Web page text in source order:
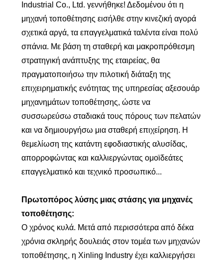
Industrial Co., Ltd. γεννήθηκε! Δεδομένου ότι η
μηχανή τοποθέτησης εισήλθε στην κινεζική αγορά
σχετικά αργά, τα επαγγελματικά ταλέντα είναι πολύ
σπάνια. Με βάση τη σταθερή και μακροπρόθεσμη
στρατηγική ανάπτυξης της εταιρείας, θα
πραγματοποιήσω την πιλοτική διάταξη της
επιχειρηματικής ενότητας της υπηρεσίας αξεσουάρ
μηχανημάτων τοποθέτησης, ώστε να
συσσωρεύσω σταδιακά τους πόρους των πελατών
και να δημιουργήσω μια σταθερή επιχείρηση. Η
θεμελίωση της κατάντη εφοδιαστικής αλυσίδας,
απορροφώντας και καλλιεργώντας ομοϊδεάτες
επαγγελματικό και τεχνικό προσωπικό...
Πρωτοπόρος λύσης μιας στάσης για μηχανές
τοποθέτησης:
Ο χρόνος κυλά. Μετά από περισσότερα από δέκα
χρόνια σκληρής δουλειάς στον τομέα των μηχανών
τοποθέτησης, η Xinling Industry έχει καλλιεργήσει